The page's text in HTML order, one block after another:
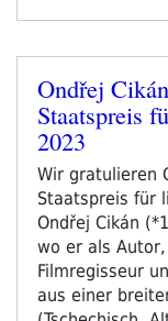
Veröffentlicht
am
Ondřej
Staatspreis
2023
Wir gratulieren
Staatspreis für
Ondřej Cikán
wo er als
Filmregisseur
aus einer